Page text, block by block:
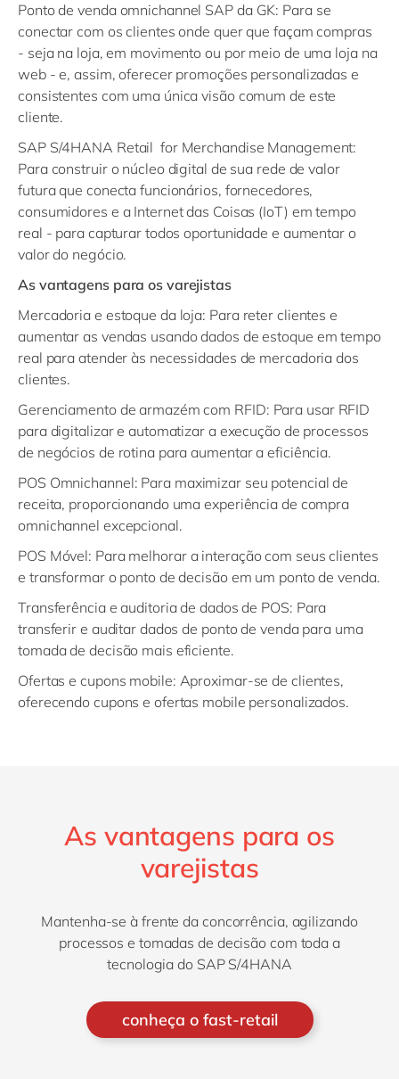
Ponto de venda omnichannel SAP da GK: Para se
conectar com os clientes onde quer que façam compras
- seja na loja, em movimento ou por meio de uma loja na
web - e, assim, oferecer promoções personalizadas e
consistentes com uma única visão comum de este
cliente.
SAP S/4HANA Retail for Merchandise Management:
Para construir o núcleo digital de sua rede de valor
futura que conecta funcionários, fornecedores,
consumidores e a Internet das Coisas (IoT) em tempo
real - para capturar todos oportunidade e aumentar o
valor do negócio.
As vantagens para os varejistas
Mercadoria e estoque da loja: Para reter clientes e
aumentar as vendas usando dados de estoque em tempo
real para atender às necessidades de mercadoria dos
clientes.
Gerenciamento de armazém com RFID: Para usar RFID
para digitalizar e automatizar a execução de processos
de negócios de rotina para aumentar a eficiência.
POS Omnichannel: Para maximizar seu potencial de
receita, proporcionando uma experiência de compra
omnichannel excepcional.
POS Móvel: Para melhorar a interação com seus clientes
e transformar o ponto de decisão em um ponto de venda.
Transferência e auditoria de dados de POS: Para
transferir e auditar dados de ponto de venda para uma
tomada de decisão mais eficiente.
Ofertas e cupons mobile: Aproximar-se de clientes,
oferecendo cupons e ofertas mobile personalizados.
As vantagens para os
varejistas
Mantenha-se à frente da concorrência, agilizando
processos e tomadas de decisão com toda a
tecnologia do SAP S/4HANA
conheça o fast-retail